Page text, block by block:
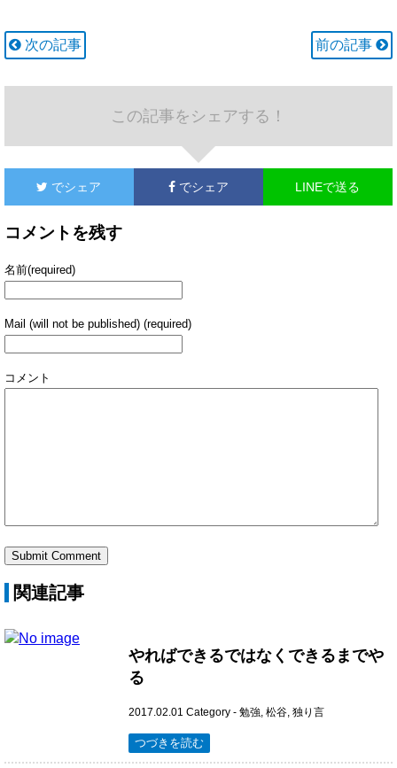
次の記事 前の記事
この記事をシェアする！
でシェア でシェア LINEで送る
コメントを残す
名前(required)
Mail (will not be published) (required)
コメント
関連記事
やればできるではなくできるまでや
る
2017.02.01 Category - 勉強, 松谷, 独り言
つづきを読む